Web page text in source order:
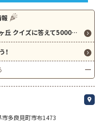
長崎県下一斉現場見学会ＩＮつつじヶ丘 クイズに答えて5000円分QUOカードプレゼント！ 古賀団地バス停徒歩10分圏内 ４ＬＤＫ+書斎付きの平屋！
！
市多良見町市布1473